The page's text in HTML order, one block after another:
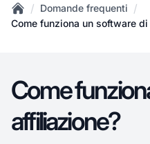
Home
/ Domande frequenti /
Come funziona un software
Come
affiliazione?